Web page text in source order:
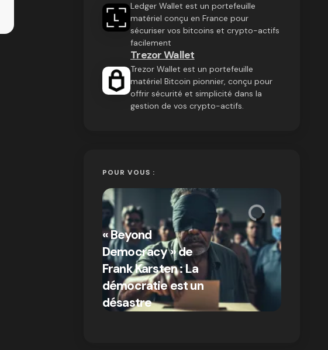
Ledger Wallet est un portefeuille
matériel conçu en France pour
sécuriser vos bitcoins et crypto-actifs
facilement
Trezor Wallet
Trezor Wallet est un portefeuille
matériel Bitcoin pionnier, conçu pour
offrir sécurité et simplicité dans la
gestion de vos crypto-actifs.
POUR VOUS :
« Beyond
Democracy » de
Frank Karsten : La
démocratie est un
désastre
on 03/10/2024